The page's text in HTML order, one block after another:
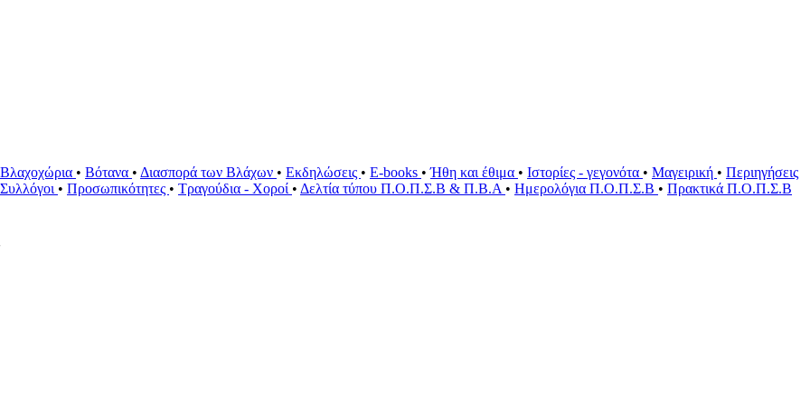
Βλαχοχώρια • Βότανα • Διασπορά των Βλάχων • Εκδηλώσεις • E-books •Ήθη και έθιμα • Ιστορίες - γεγονότα • Μαγειρική • Περιηγήσεις
• Προσωπικότητες • Τραγούδια - Χοροί • Δελτία τύπου Π.Ο.Π.Σ.Β & Π.Β.Α • Ημερολόγια Π.Ο.Π.Σ.Β • Πρακτικά Π.Ο.Π.Σ.Β